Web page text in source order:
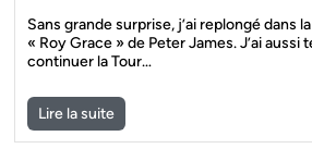
Sans grande surprise, j’ai replongé dans
« Roy Grace » de Peter James. J’ai aussi
continuer la Tour…
Lire la suite